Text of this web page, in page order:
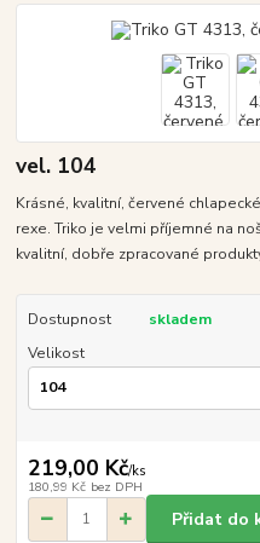
vel. 104
Krásné, kvalitní, červené
rexe. Triko je velmi příjemné na
kvalitní, dobře zpracované
Dostupnost
skladem
Velikost
219,00 Kč/ks
180,99 Kč bez DPH
Přidat do